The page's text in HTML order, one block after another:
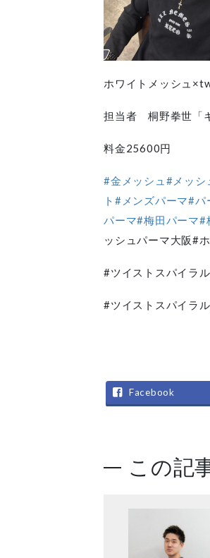
ホワイトメッシュ
担当者 桐野拳世「
料金25600円
#金メッシュ #メッシ
ト #メンズパーマ#パ
パーマ#梅田パーマ#
ッシュパーマ大阪#
#ツイストスパイラ
#ツイストスパイラ
Facebook
この記